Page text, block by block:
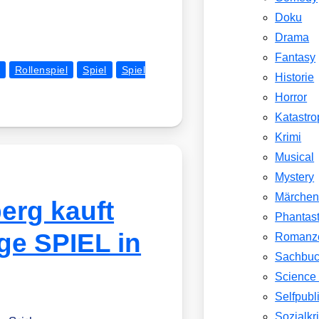
Rollenspiel Spiel
Spiel
kauft
SPIEL in
Doku
Drama
Fantasy
Historie
Horror
Krimi
Musical
Mystery
Märchen
Science